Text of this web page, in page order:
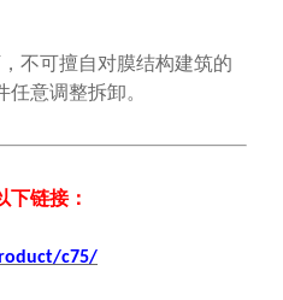
不可擅自对膜结构建筑的
意调整拆卸。
下链接：
c75/